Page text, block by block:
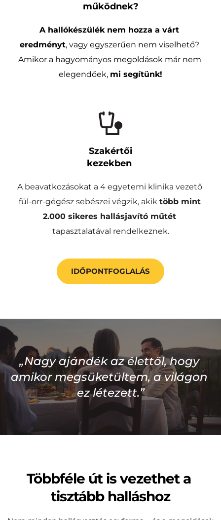
működnek?
A hallókészülék nem hozza a várt
eredményt, vagy egyszerűen nem viselhető?
Amikor a hagyományos megoldások már nem
elegendőek, mi segítünk!
Szakértői
kezekben
A beavatkozásokat a 4 egyetemi klinika vezető
fül-orr-gégész sebészei végzik, akik több mint
2.000 sikeres hallásjavító műtét
tapasztalatával rendelkeznek.
IDŐPONTFOGLALÁS
„Nagy ajándék az élettől, hogy
amikor megsüketültem, a világon
ez létezett.”
Többféle út is vezethet a
tisztább halláshoz